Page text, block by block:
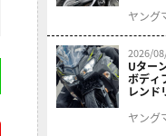
ヤング
2026/
Uター
ボディ
レンド
9/5発売
ヤング